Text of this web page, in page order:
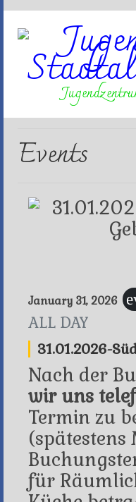
Events
January 31, 2026
ALL DAY
31.01.2026-
Nach der
wir uns
Termin zu
für